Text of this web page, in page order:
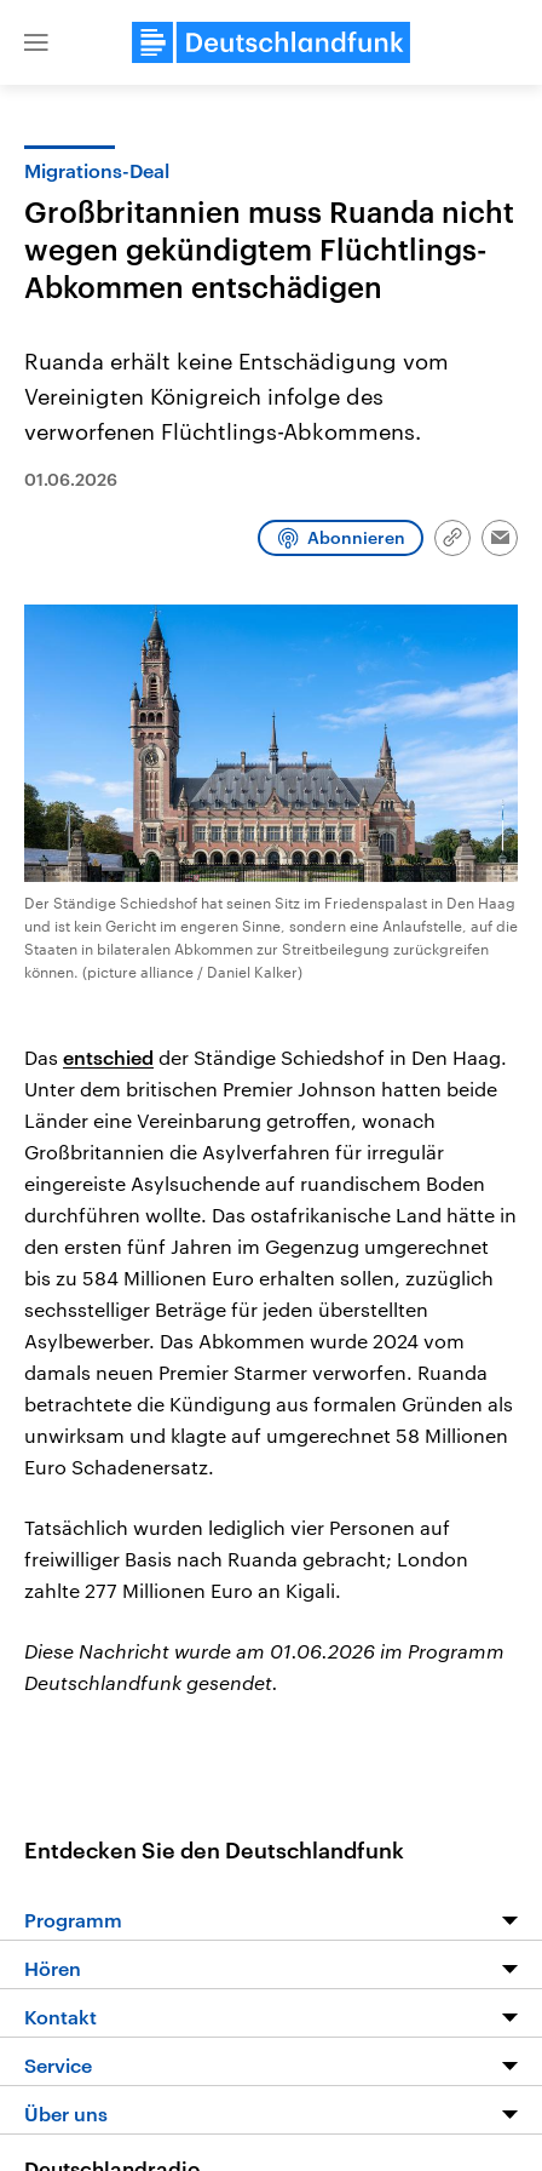
Close
Landtagswahl Sachsen-Anhalt
2026
Sachsen-Anhalt wählt am 6.
Bundesland von einer Koalition aus
und Hintergründe zu den Parteien
und Kandidaten der anstehenden
Aktuelle Beiträge,
den mächtigsten Ländern
mit großem Einfluss auf
aktuelle Weltgeschehen.
Sendungen
Audio-Archiv
Migrations-Deal
Großbritannien muss Ruanda nicht
wegen gekündigtem Flüchtlings-
Abkommen entschädigen
Ruanda erhält keine Entschädigung vom
Vereinigten Königreich infolge des
verworfenen Flüchtlings-Abkommens.
01.06.2026
Abonnieren
Link
Der Ständige Schiedshof hat seinen Sitz im Friedenspalast in Den Haag
und ist kein Gericht im engeren Sinne, sondern eine Anlaufstelle, auf die
Staaten in bilateralen Abkommen zur Streitbeilegung zurückgreifen
können. (picture alliance / Daniel Kalker)
Das entschied der Ständige Schiedshof in Den Haag.
Unter dem britischen Premier Johnson hatten beide
Länder eine Vereinbarung getroffen, wonach
Großbritannien die Asylverfahren für irregulär
eingereiste Asylsuchende auf ruandischem Boden
durchführen wollte. Das ostafrikanische Land hätte in
den ersten fünf Jahren im Gegenzug umgerechnet
bis zu 584 Millionen Euro erhalten sollen, zuzüglich
sechsstelliger Beträge für jeden überstellten
Asylbewerber. Das Abkommen wurde 2024 vom
damals neuen Premier Starmer verworfen. Ruanda
betrachtete die Kündigung aus formalen Gründen als
unwirksam und klagte auf umgerechnet 58 Millionen
Euro Schadenersatz.
Tatsächlich wurden lediglich vier Personen auf
freiwilliger Basis nach Ruanda gebracht; London
zahlte 277 Millionen Euro an Kigali.
Diese Nachricht wurde am 01.06.2026 im Programm
Deutschlandfunk gesendet.
Entdecken Sie den Deutschlandfunk
Programm
Programm
Die Nachrichten
Nachrichtenleicht
Neue Beiträge auf dlf.de
Hören
Livestream
Podcasts
Deutschlandfunk App
Nachrichten App
Kontakt
Hörerservice
Service
FAQ
Über uns